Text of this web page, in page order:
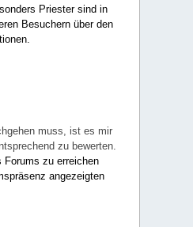
Priester sind in
Besuchern über den
muss, ist es mir
zu bewerten.
Forums zu erreichen
angezeigten